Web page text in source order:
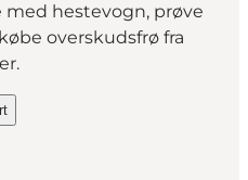
med hestevogn, prøve
overskudsfrø fra
Frilandsmuseet Hjerl
på Frilandsmuseet Hjerl Hede